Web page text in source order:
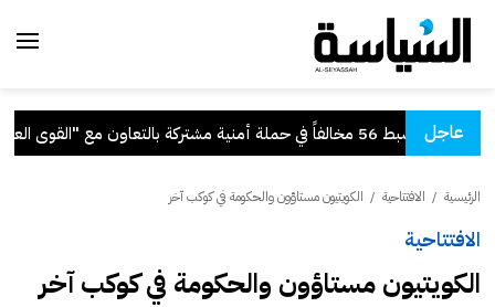
عاجل
56 مخالفاً في حملة أمنية مشتركة بالتعاون مع "القوى العاملة"
الرئيسية / الافتتاحية / الكويتيون مستاؤون والحكومة في كوكب آخر
الافتتاحية
الكويتيون مستاؤون والحكومة في كوكب آخر